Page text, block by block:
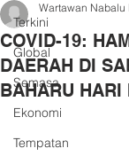
Terkini
Global
Semasa
Ekonomi
Tempatan
COVID-19:
DAERAH DI
BAHARU HARI
Wartawan Nabalu